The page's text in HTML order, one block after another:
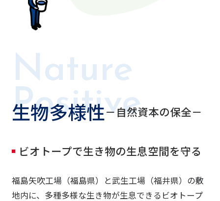
生物多様性－自然資本の保全－
ビオトープで生き物の生息空間を守る
福島矢吹工場（福島県）と武生工場（福井県）の敷
地内に、多種多様な生き物が生息できるビオトープ